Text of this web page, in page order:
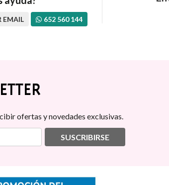
EMAIL 652 560 144
ofertas y novedades exclusivas.
SUSCRIBIRSE